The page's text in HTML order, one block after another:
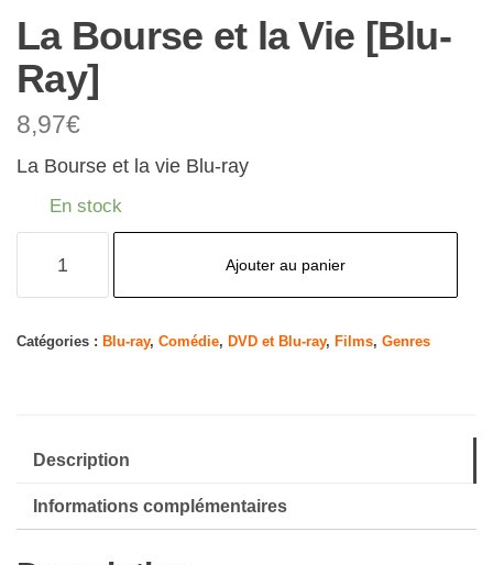
La Bourse et la Vie [Blu-
Ray]
8,97€
La Bourse et la vie Blu-ray
En stock
Bourse
[Blu-
Ajouter au panier
Catégories : Blu-ray, Comédie, DVD et Blu-ray, Films, Genres
Description
Informations complémentaires